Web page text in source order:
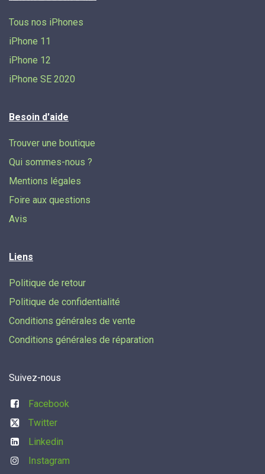
Tous nos iPhones
iPhone 11
iPhone 12
iPhone SE 2020
Besoin d'aide
Trouver une boutique
Qui sommes-nous ?
Mentions légales
Foire aux questions
Avis
Liens
Politique de retour
Politique de confidentialité
Conditions générales de vente
Conditions générales de réparation
Suivez-nous
Facebook
Twitter
Linkedin
Instagram